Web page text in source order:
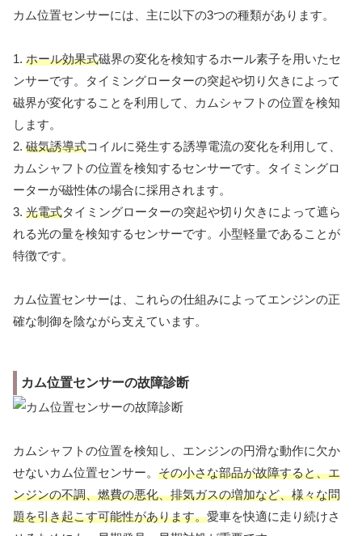
カム位置センサーには、主に以下の3つの種類があります。
1. ホール効果式磁界の変化を検知するホール素子を用いたセ
ンサーです。タイミングローターの突起や切り欠きによって
磁界が変化することを利用して、カムシャフトの位置を検知
します。
2. 磁気誘導式コイルに発生する誘導電流の変化を利用して、
カムシャフトの位置を検知するセンサーです。タイミングロ
ーターが磁性体の場合に採用されます。
3. 光電式タイミングローターの突起や切り欠きによって遮ら
れる光の量を検知するセンサーです。小型軽量であることが
特徴です。
カム位置センサーは、これらの仕組みによってエンジンの正
確な制御を陰ながら支えています。
カム位置センサーの故障診断
カムシャフトの位置を検知し、エンジンの円滑な動作に欠か
せないカム位置センサー。 その小さな部品が故障すると、エ
ンジンの不調、燃費の悪化、排気ガスの増加など、様々な問
題を引き起こす可能性があります。愛車を快適に走り続けさ